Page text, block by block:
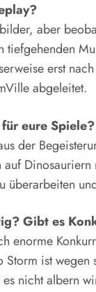
aber
tiefgehenden
erst
abgeleitet.
eure Spiele?
der
überarbeiten
Gibt es
enorme
ist
nicht albern